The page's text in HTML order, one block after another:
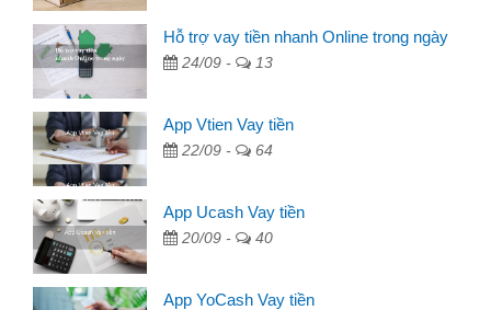
Hỗ trợ vay tiền nhanh Online trong ngày
24/09 - 13
App Vtien Vay tiền
22/09 - 64
App Ucash Vay tiền
20/09 - 40
App YoCash Vay tiền